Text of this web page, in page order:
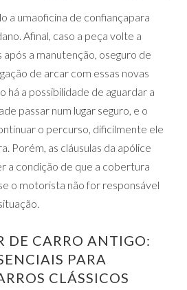
a umaoficina de confiançapara
Afinal, caso a peça volte a
a manutenção, oseguro de
de arcar com essas novas
há a possibilidade de aguardar a
passar num lugar seguro, e o
o percurso, dificilmente ele
Porém, as cláusulas da apólice
a condição de que a cobertura
o motorista não for responsável
DE CARRO ANTIGO:
PARA
CLÁSSICOS